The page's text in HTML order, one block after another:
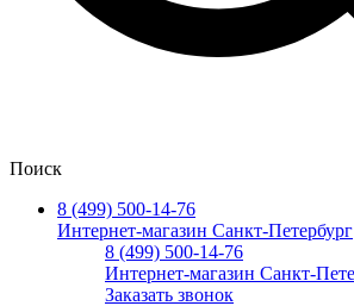
Поиск
8 (499) 500-14-76
Интернет-магазин Санкт-Петербург
8 (499) 500-14-76
Интернет-магазин Санкт-
Заказать звонок